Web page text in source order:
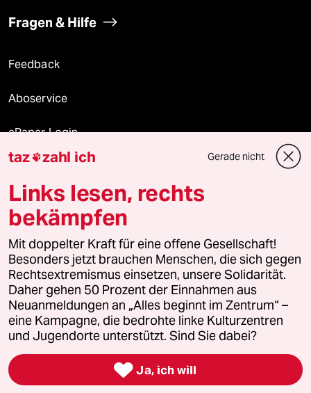
Fragen & Hilfe
Feedback
Aboservice
ePaper Login
Downloads für Abonnierende
© 2026 taz Verlags und Vertriebs GmbH
Alle Rechte vorbehalten. Bei rechtlichen Fragen oder für Genehmigungen
wenden Sie sich bitte an
lizenzen@taz.de
Feedback Redaktionsstatut Kommune-Richtlinien
Leitlinie Informant Datenschutz Impressum AGB
Seitenwende Einwilligungen widerrufen (Ads)
taz zahl ich Gerade nicht
Links lesen, rechts
bekämpfen
Mit doppelter Kraft für eine offene Gesellschaft!
Besonders jetzt brauchen Menschen, die sich gegen
Rechtsextremismus einsetzen, unsere Solidarität.
Daher gehen 50 Prozent der Einnahmen aus
Neuanmeldungen an „Alles beginnt im Zentrum“ –
eine Kampagne, die bedrohte linke Kulturzentren
und Jugendorte unterstützt. Sind Sie dabei?
 Ja, ich will